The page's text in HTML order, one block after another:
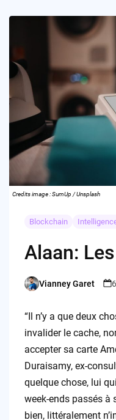
Credits image : SumUp / Unsplash
Blockchain
Alaan:
Posted
Vianney Garet
“Il n’y a que deux
invalider le cache,
accepter sa carte
Duraisamy, ex-
quelque chose, lui
week-ends passés à
bien, littéralement